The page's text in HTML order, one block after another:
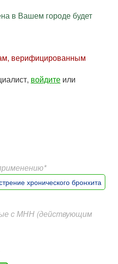
в Вашем городе будет
верифицированным
войдите или
хронического бронхита
с МНН (действующим